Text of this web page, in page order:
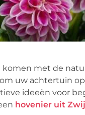
met de
uw achtertuin
ideeën voor
hovenier uit